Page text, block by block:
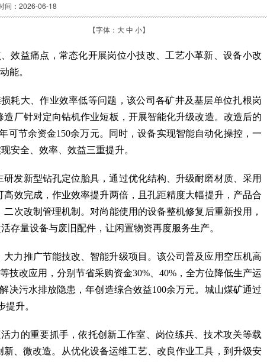
间：2026-06-18
【字体： 大中 小】
效益痛点，常态化开展岗位小技改、工艺小革新、设备小改
能。
耗大、作业效率低等问题，该公司各矿井及基层单位扎根岗
厂针对定向钻机作业短板，开展智能化升级改造。改造后的
可节余资金150余万元。同时，设备实现智能自动化操控，一
安全、效率、效益三重提升。
发新型钻孔定位胎具，通过优化结构、升级耐磨材质、采用
效完成，作业效率提升两倍，且孔距精度大幅提升，产品合
次改制管理机制。对尚能使用的设备整机修复后重新投用，
存量设备与废旧配件，让闲置物资再度服务生产。
力推广节能技改、智能升级项目。该公司普及应用空压机高
改应用，分别节省采购资金30%、40%，全方位降低生产运
决污水排放隐患，年创造综合效益100余万元。城山煤矿通过
升。
力的重要抓手，依托创新工作室、岗位练兵、技术攻关等载
、微改造。从优化设备运维工艺、改良作业工具，到升级安